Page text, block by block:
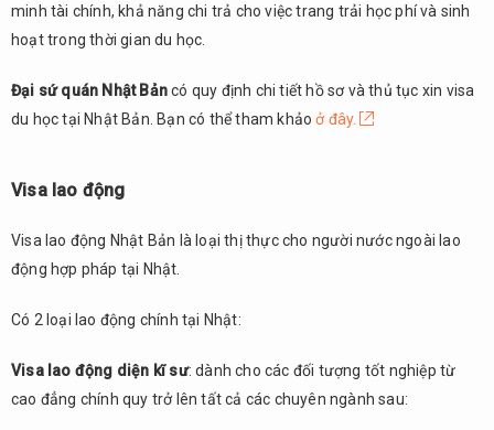
minh tài chính, khả năng chi trả cho việc trang trải học phí và sinh
hoạt trong thời gian du học.
Đại sứ quán Nhật Bảncó quy định chi tiết hồ sơ và thủ tục xin visa
du học tại Nhật Bản. Bạn có thể tham khảoở đây.
Visa lao động
Visa lao động Nhật Bản là loại thị thực cho người nước ngoài lao
động hợp pháp tại Nhật.
Có 2 loại lao động chính tại Nhật:
Visa lao động diện kĩ sư: dành cho các đối tượng tốt nghiệp từ
cao đẳng chính quy trở lên tất cả các chuyên ngành sau: